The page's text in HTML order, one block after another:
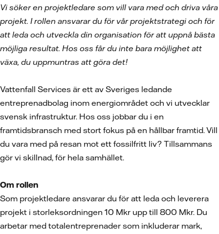
Vi söker en projektledare som vill vara med och driva våra
projekt. I rollen ansvarar du för vår projektstrategi och för
att leda och utveckla din organisation för att uppnå bästa
möjliga resultat. Hos oss får du inte bara möjlighet att
växa, du uppmuntras att göra det!
Vattenfall Services är ett av Sveriges ledande
entreprenadbolag inom energiområdet och vi utvecklar
svensk infrastruktur. Hos oss jobbar du i en
framtidsbransch med stort fokus på en hållbar framtid. Vill
du vara med på resan mot ett fossilfritt liv? Tillsammans
gör vi skillnad, för hela samhället.
Om rollen
Som projektledare ansvarar du för att leda och leverera
projekt i storleksordningen 10 Mkr upp till 800 Mkr. Du
arbetar med totalentreprenader som inkluderar mark,